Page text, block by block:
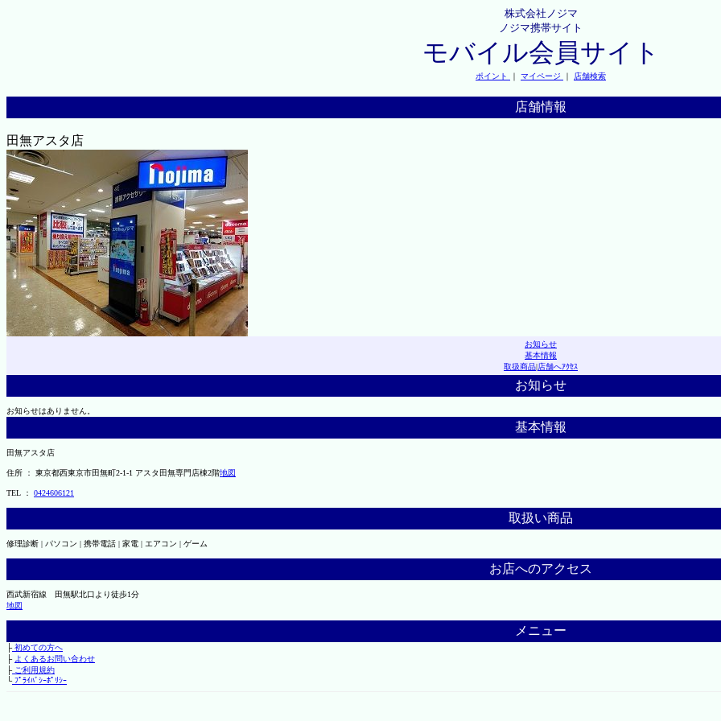
株式会社ノジマ
ノジマ携帯サイト
モバイル会員サイト
ポイント ｜ マイページ ｜ 店舗検索
店舗情報
田無アスタ店
お知らせ
基本情報
取扱商品|店舗へｱｸｾｽ
お知らせ
お知らせはありません。
基本情報
田無アスタ店
住所 ： 東京都西東京市田無町2-1-1 アスタ田無専門店棟2階地図
TEL ： 0424606121
取扱い商品
修理診断 | パソコン | 携帯電話 | 家電 | エアコン | ゲーム
お店へのアクセス
西武新宿線 田無駅北口より徒歩1分
地図
メニュー
├初めての方へ
├ よくあるお問い合わせ
├ご利用規約
└ﾌﾟﾗｲﾊﾞｼｰﾎﾟﾘｼｰ